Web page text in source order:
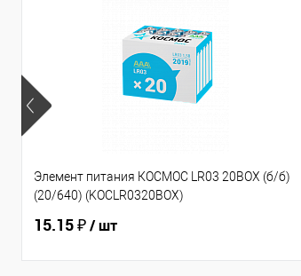
Элемент питания КОСМОС LR03 20BOX (б/б)
(20/640) (KOCLR0320BOX)
15.15 ₽/ шт